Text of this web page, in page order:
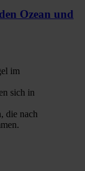
Ozean und
im
sich in
die nach